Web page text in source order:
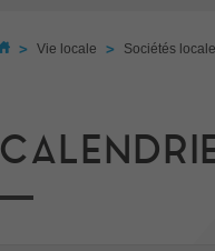
> Vie locale > Sociétés